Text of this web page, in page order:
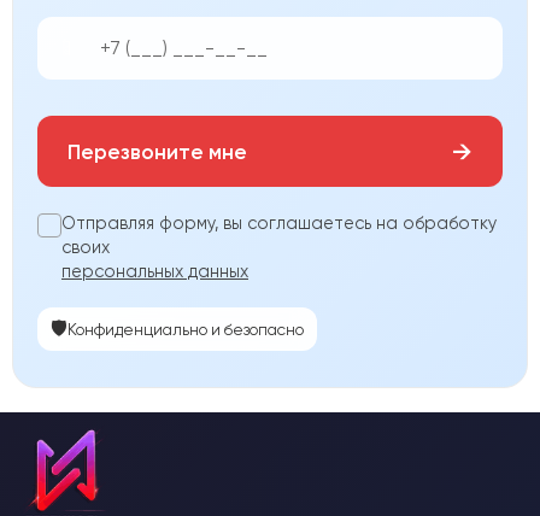
Перезвоните мне →
Отправляя форму, вы соглашаетесь на обработку
своих
персональных данных
🛡️Конфиденциально и безопасно